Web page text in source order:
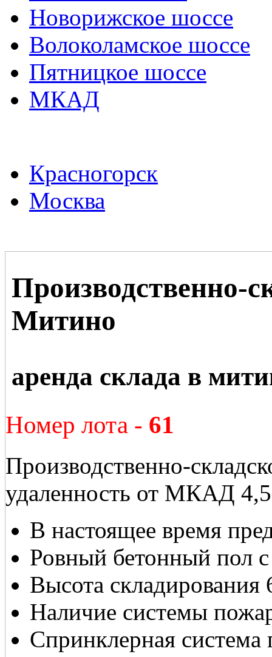
Новорижское шоссе
Волоколамское шоссе
Пятницкое шоссе
МКАД
Красногорск
Москва
Производственно-
Митино
аренда склада в
Номер лота - 61
Производственно-
удаленность от МКАД
В настоящее время
Ровный бетонный пол
Высота складирования
Наличие системы
Спринклерная